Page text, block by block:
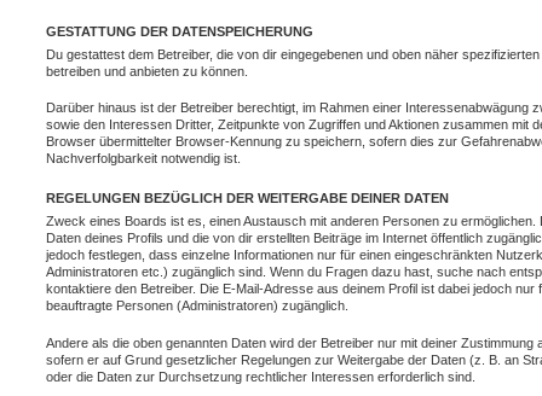
GESTATTUNG DER DATENSPEICHERUNG
Du gestattest dem Betreiber, die von dir eingegebenen und oben näher
betreiben und anbieten zu können.
Darüber hinaus ist der Betreiber berechtigt, im Rahmen einer Interessenabwägung
sowie den Interessen Dritter, Zeitpunkte von Zugriffen und Aktionen zusammen mit
Browser übermittelter Browser-Kennung zu speichern, sofern dies zur
Nachverfolgbarkeit notwendig ist.
REGELUNGEN BEZÜGLICH DER WEITERGABE DEINER DATEN
Zweck eines Boards ist es, einen Austausch mit anderen Personen zu
Daten deines Profils und die von dir erstellten Beiträge im Internet öffentlich
jedoch festlegen, dass einzelne Informationen nur für einen eingeschränkten
Administratoren etc.) zugänglich sind. Wenn du Fragen dazu hast, suche nach
kontaktiere den Betreiber. Die E-Mail-Adresse aus deinem Profil ist dabei jedoch nur
beauftragte Personen (Administratoren) zugänglich.
Andere als die oben genannten Daten wird der Betreiber nur mit deiner Zustimmung
sofern er auf Grund gesetzlicher Regelungen zur Weitergabe der Daten (z. B. an
oder die Daten zur Durchsetzung rechtlicher Interessen erforderlich sind.